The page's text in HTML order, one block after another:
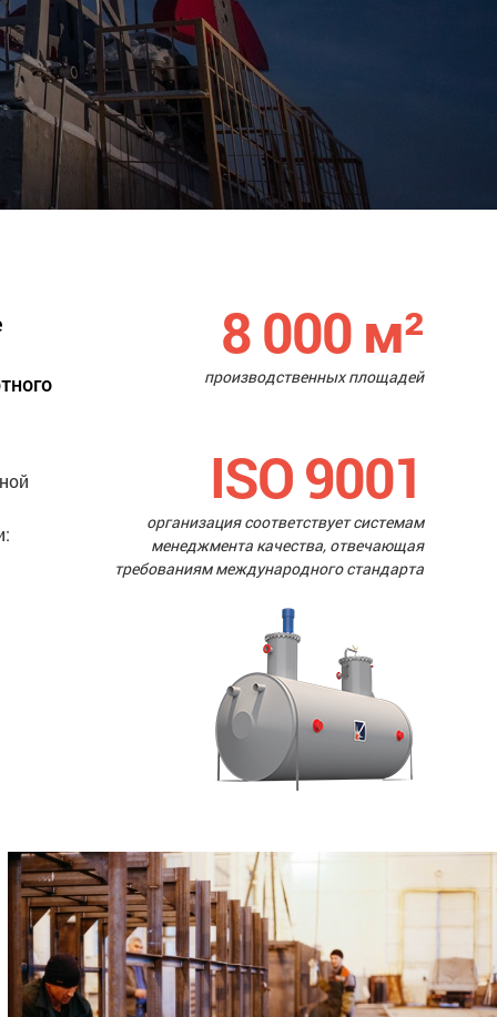
8 000м²
производственных площадей
ISO 9001
организация соответствует системам
менеджмента качества, отвечающая
требованиям международного стандарта